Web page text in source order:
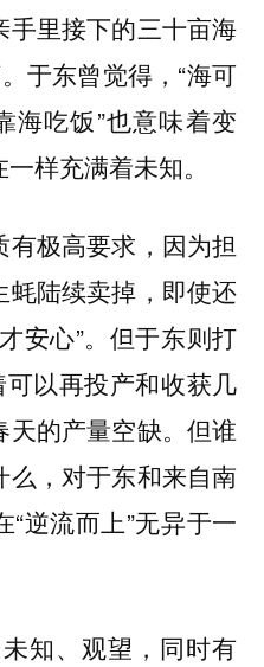
里接下的三十亩海
于东曾觉得，“海可
海吃饭”也意味着变
样充满着未知。
极高要求，因为担
陆续卖掉，即使还
安心”。但于东则打
可以再投产和收获几
的产量空缺。但谁
，对于东和来自南
逆流而上”无异于一
知、观望，同时有